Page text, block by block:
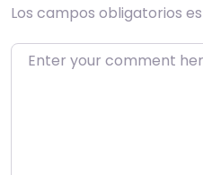
Los campos obligatorios
Enter your comment here…